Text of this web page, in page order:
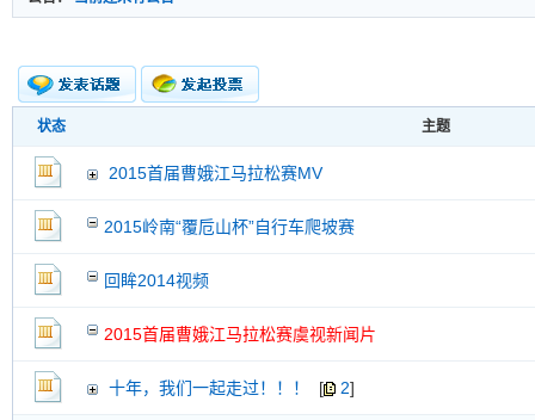
新的主题
交易帖
状态 主题
2015首届曹娥江马拉松赛MV
2015岭南“覆卮山杯”自行车爬坡赛
回眸2014视频
2015首届曹娥江马拉松赛虞视新闻片
十年，我们一起走过！！！ [ 2]